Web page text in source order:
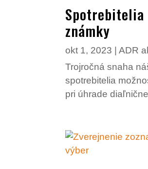
Spotrebitelia
známky
okt 1, 2023 |ADR
Trojročná snaha
spotrebitelia
pri úhrade